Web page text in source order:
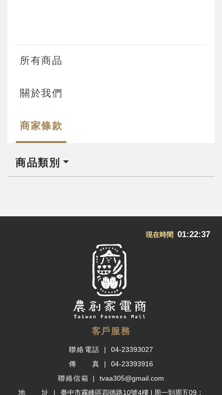
所有商品
關於我們
商家條款
商品類別
現在時間 01:22:37
客戶服務
聯絡電話
04-23393027
傳 真
04-23393916
聯絡信箱
tvaa305@gmail.com
地 址
臺中市霧峰區四德路10號4樓 l 周一到周五09：